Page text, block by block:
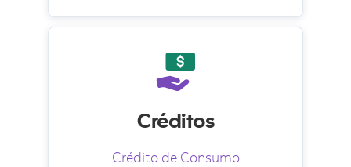
Créditos
Crédito de Consumo